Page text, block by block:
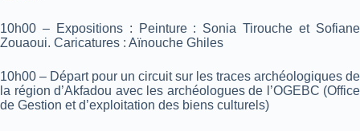
10h00 – Expositions : Peinture : Sonia Tirouche et Sofiane
Zouaoui. Caricatures : Aïnouche Ghiles
10h00 – Départ pour un circuit sur les traces archéologiques de
la région d’Akfadou avec les archéologues de l’OGEBC (Office
de Gestion et d’exploitation des biens culturels)